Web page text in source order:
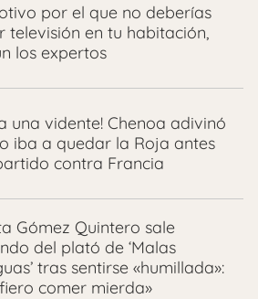
por el que no deberías
televisión en tu habitación,
los expertos
una vidente! Chenoa adivinó
iba a quedar la Roja antes
contra Francia
Gómez Quintero sale
del plató de ‘Malas
tras sentirse «humillada»:
comer mierda»